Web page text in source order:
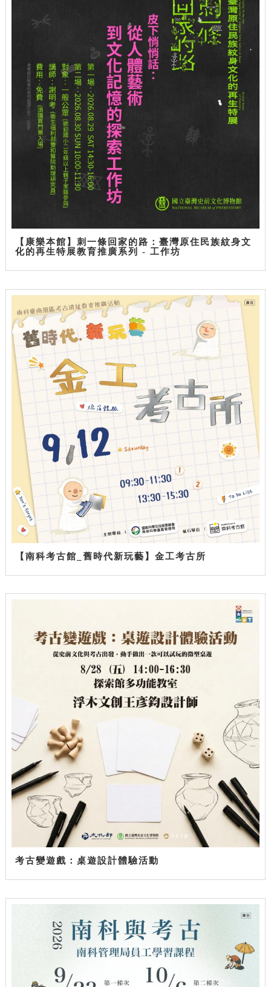
【康樂本館】刺一條回家的路：臺灣原住民族紋身文
化的再生特展教育推廣系列 - 工作坊
【南科考古館_舊時代新玩藝】金工考古所
考古變遊戲：桌遊設計體驗活動